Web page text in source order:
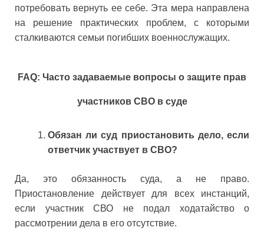
потребовать вернуть ее себе. Эта мера направлена
на решение практических проблем, с которыми
сталкиваются семьи погибших военнослужащих.
FAQ: Часто задаваемые вопросы о защите прав
участников СВО в суде
Обязан ли суд приостановить дело, если
ответчик участвует в СВО?
Да, это обязанность суда, а не право.
Приостановление действует для всех инстанций,
если участник СВО не подал ходатайство о
рассмотрении дела в его отсутствие.